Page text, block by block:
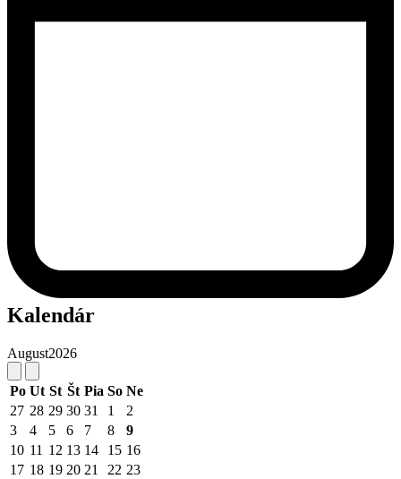
Kalendár
August2026
Po Ut St Št Pia So Ne
27 28 29 30 31 1
2
3
4 5 6 7 8
9
10 11 12 13 14 15 16
17 18 19 20 21 22 23